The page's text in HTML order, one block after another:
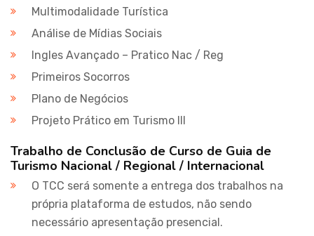
Multimodalidade Turística
Análise de Mídias Sociais
Ingles Avançado – Pratico Nac / Reg
Primeiros Socorros
Plano de Negócios
Projeto Prático em Turismo III
Trabalho de Conclusão de Curso de Guia de
Turismo Nacional / Regional / Internacional
O TCC será somente a entrega dos trabalhos na
própria plataforma de estudos, não sendo
necessário apresentação presencial.